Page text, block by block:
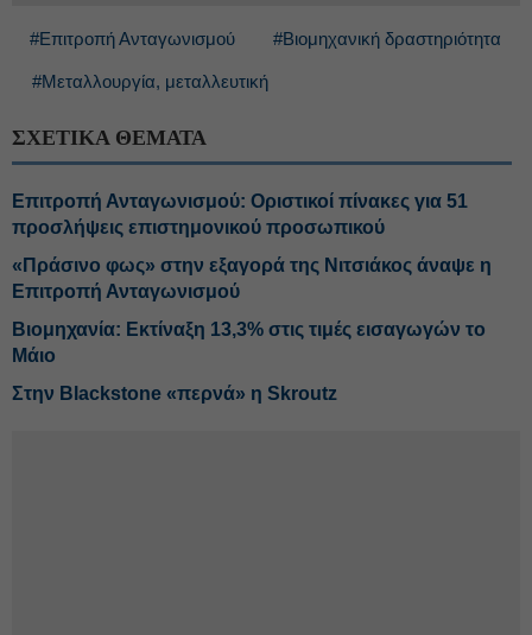
#Επιτροπή Ανταγωνισμού #Βιομηχανική δραστηριότητα
#Μεταλλουργία, μεταλλευτική
ΣΧΕΤΙΚΑ ΘΕΜΑΤΑ
Επιτροπή Ανταγωνισμού: Οριστικοί πίνακες για 51
προσλήψεις επιστημονικού προσωπικού
«Πράσινο φως» στην εξαγορά της Νιτσιάκος άναψε η
Επιτροπή Ανταγωνισμού
Βιομηχανία: Εκτίναξη 13,3% στις τιμές εισαγωγών το
Μάιο
Στην Blackstone «περνά» η Skroutz